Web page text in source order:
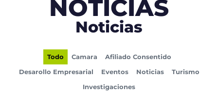
NOTICIAS
Noticias
Camara Afiliado Consentido
Desarollo Empresarial Eventos Noticias Turismo
Investigaciones
Todo